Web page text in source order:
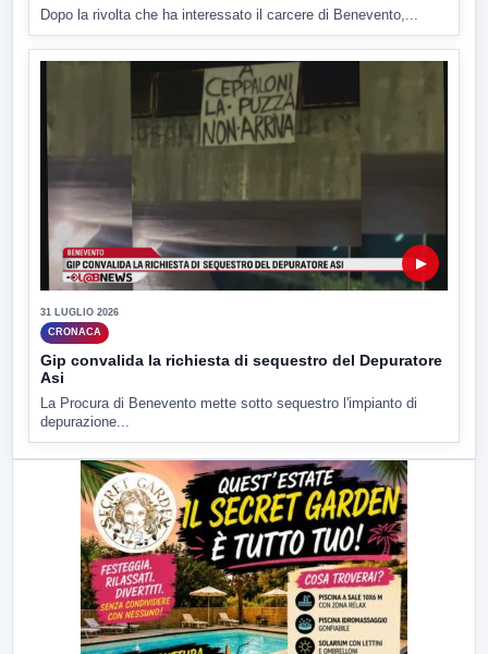
Dopo la rivolta che ha interessato il carcere di Benevento,...
▶
31 LUGLIO 2026
CRONACA
Gip convalida la richiesta di sequestro del Depuratore
Asi
La Procura di Benevento mette sotto sequestro l'impianto di
depurazione...